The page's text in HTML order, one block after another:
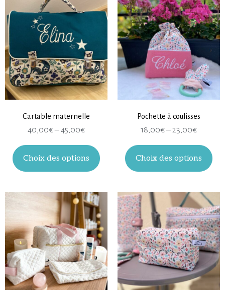
Cartable maternelle
40,00€–45,00€
Choix des options
Pochette à coulisses
18,00€–23,00€
Choix des options